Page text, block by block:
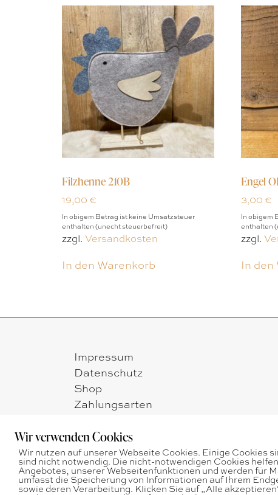
Filzhenne 210B
19,00 €
In obigem Betrag ist keine Umsatzsteuer
enthalten (unecht steuerbefreit)
zzgl. Versandkosten
In den Warenkorb
Engel
3,00 €
In obigem
enthalten
zzgl.
In den
Impressum
Datenschutz
Shop
Zahlungsarten
Widerrufsbelehrung
AGB
Wir verwenden Cookies
Wir nutzen auf unserer Webseite Cookies. Einige Cookies
sind nicht notwendig. Die nicht-notwendigen Cookies
Angebotes, unserer Webseitenfunktionen und werden für
umfasst die Speicherung von Informationen auf Ihrem
sowie deren Verarbeitung. Klicken Sie auf „Alle